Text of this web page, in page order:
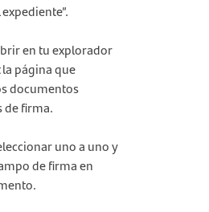
en tu explorador
página que
documentos
de firma.
uno a uno y
de firma en